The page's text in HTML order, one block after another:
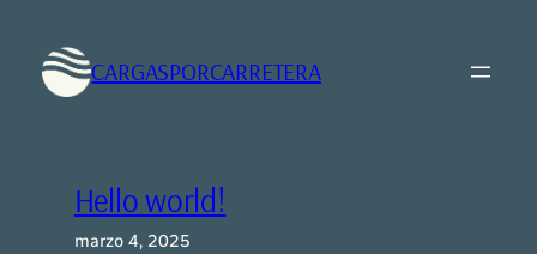
contenidoCARGASPORCARRETERA
Hello world!
marzo 4, 2025